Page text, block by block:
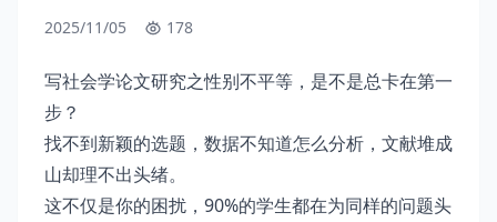
2025/11/05 178
写社会学论文研究之性别不平等，是不是总卡在第一
步？
找不到新颖的选题，数据不知道怎么分析，文献堆成
山却理不出头绪。
这不仅是你的困扰，90%的学生都在为同样的问题头